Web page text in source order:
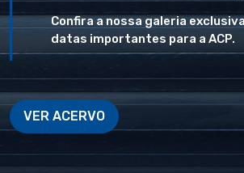
Confira a nossa galeria
datas importantes para a ACP.
VER ACERVO